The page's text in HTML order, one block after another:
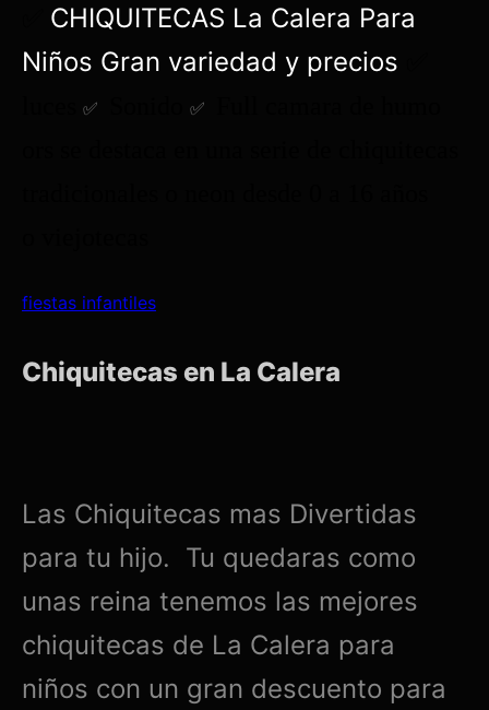
CHIQUITECAS La Calera Para
Niños Gran variedad y precios
✅ ✅
fiestas infantiles
Chiquitecas en La Calera
Las Chiquitecas mas Divertidas
para tu hijo. Tu quedaras como
unas reina tenemos las mejores
chiquitecas de La Calera para
niños con un gran descuento para